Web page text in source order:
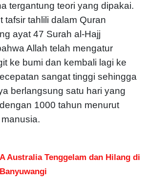
tergantung teori yang dipakai.
tafsir tahlili dalam Quran
ayat 47 Surah al-Hajj
Allah telah mengatur
ke bumi dan kembali lagi ke
sangat tinggi sehingga
berlangsung satu hari yang
1000 tahun menurut
Australia Tenggelam dan Hilang di